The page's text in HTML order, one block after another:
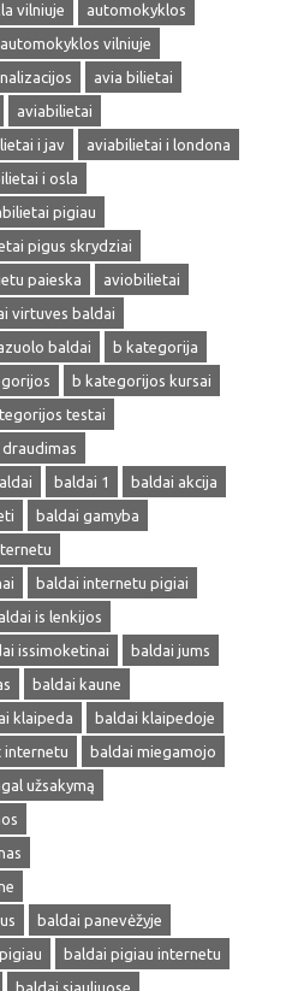
vilniuje
automokyklos
automokyklos vilniuje
avia bilietai
aviabilietai
i jav
aviabilietai i londona
i osla
pigiau
pigus skrydziai
paieska
aviobilietai
virtuves baldai
baldai
b kategorija
b kategorijos kursai
testai
baldai 1
baldai akcija
baldai gamyba
baldai internetu pigiai
is lenkijos
issimoketinai
baldai jums
baldai kaune
klaipeda
baldai klaipedoje
internetu
baldai miegamojo
užsakymą
baldai panevėžyje
baldai pigiau internetu
baldai siauliuose